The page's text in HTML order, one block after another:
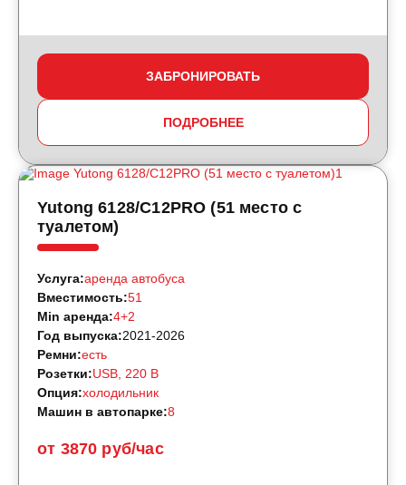
ЗАБРОНИРОВАТЬ
ПОДРОБНЕЕ
Yutong 6128/C12PRO (51 место с
туалетом)
от 3870 руб/час
Услуга:аренда автобуса
Вместимость:51
Min аренда:4+2
Год выпуска:2021-2026
Ремни:есть
Розетки:USB, 220 B
Опция:холодильник
Машин в автопарке:8